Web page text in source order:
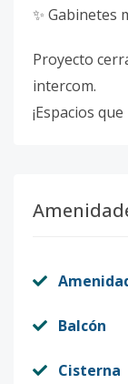
✨ Gabinetes
Proyecto
intercom.
¡Espacios
Balcón
Cisterna